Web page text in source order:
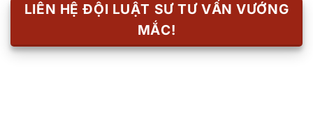
LIÊN HỆ ĐỘI LUẬT SƯ TƯ VẤN VƯỚNG
MẮC!